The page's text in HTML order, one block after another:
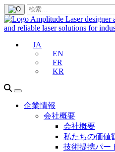
JA
EN
FR
KR
企業情報
会社概要
会社概要
私たちの価値
技術提携パー